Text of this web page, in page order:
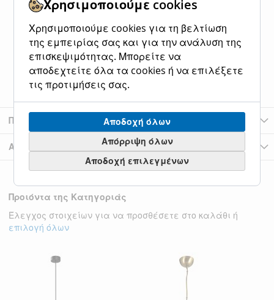
Barcode 5207034022595
Διαστάσεις Συσκευασίας 0*0*0
Διαστάσεις Φωτιστικού 21*21*120
Περισσότερες Πληροφορίες
Αξιολογήσεις
Προιόντα της Κατηγοριάς
Έλεγχος στοιχείων για να προσθέσετε στο καλάθι ή
επιλογή όλων
Χρησιμοποιούμε cookies
Χρησιμοποιούμε cookies για τη βελτίωση
της εμπειρίας σας και για την ανάλυση της
επισκεψιμότητας. Μπορείτε να
αποδεχτείτε όλα τα cookies ή να επιλέξετε
τις προτιμήσεις σας.
Αποδοχή όλων
Απόρριψη όλων
Αποδοχή επιλεγμένων